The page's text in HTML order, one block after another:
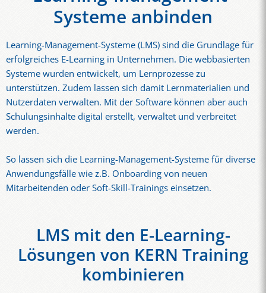
Systeme anbinden
Learning-Management-Systeme (LMS) sind die Grundlage für
erfolgreiches E-Learning in Unternehmen. Die webbasierten
Systeme wurden entwickelt, um Lernprozesse zu
unterstützen. Zudem lassen sich damit Lernmaterialien und
Nutzerdaten verwalten. Mit der Software können aber auch
Schulungsinhalte digital erstellt, verwaltet und verbreitet
werden.
So lassen sich die Learning-Management-Systeme für diverse
Anwendungsfälle wie z.B. Onboarding von neuen
Mitarbeitenden oder Soft-Skill-Trainings einsetzen.
LMS mit den E-Learning-
Lösungen von KERN Training
kombinieren